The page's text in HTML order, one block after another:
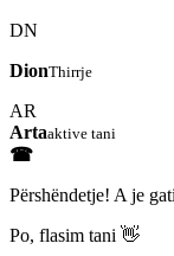
DN
DionThirrje
AR
Artaaktive tani
☎
Përshëndetje! A je
Po, flasim tani 👋